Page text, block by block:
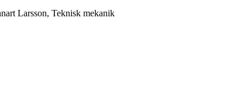
Larsson, Teknisk mekanik